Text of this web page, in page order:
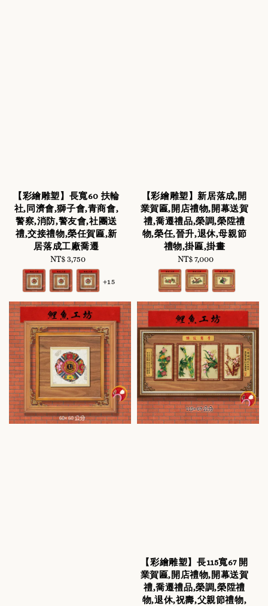
【彩繪雕塑】長寬60 扶輪
社,同濟會,獅子會,青商會,
警察,消防,警友會,社團送
禮,交接禮物,榮任賀匾,新
居落成工廠喬遷
Regular
price
NT$ 3,750
+15
【彩繪雕塑】新居落成,開
業賀匾,開店禮物,開幕送賀
禮,喬遷禮品,榮調,榮陞禮
物,榮任,晉升,退休,母親節
禮物,掛匾,掛畫
Regular
price
NT$ 7,000
【彩繪雕塑】長115寬67 開
業賀匾,開店禮物,開幕送賀
禮,喬遷禮品,榮調,榮陞禮
物,退休,祝壽,父親節禮物,